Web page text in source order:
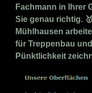
Fachmann in Ihrer
Sie genau richtig.
Mühlhausen
für Treppenbau
Pünktlichkeit